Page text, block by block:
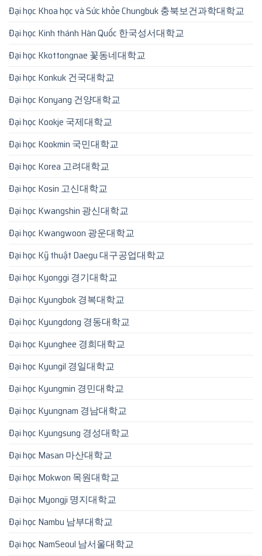
Đại học Khoa học và Sức khỏe Chungbuk 충북보건과학대학교
Đại học Kinh thánh Hàn Quốc 한국성서대학교
Đại học Kkottongnae 꽃동네대학교
Đại học Konkuk 건국대학교
Đại học Konyang 건양대학교
Đại học Kookje 국제대학교
Đại học Kookmin 국민대학교
Đại học Korea 고려대학교
Đại học Kosin 고신대학교
Đại học Kwangshin 광신대학교
Đại học Kwangwoon 광운대학교
Đại học Kỹ thuật Daegu 대구공업대학교
Đại học Kyonggi 경기대학교
Đại học Kyungbok 경복대학교
Đại học Kyungdong 경동대학교
Đại học Kyunghee 경희대학교
Đại học Kyungil 경일대학교
Đại học Kyungmin 경민대학교
Đại học Kyungnam 경남대학교
Đại học Kyungsung 경성대학교
Đại học Masan 마산대학교
Đại học Mokwon 목원대학교
Đại học Myongji 명지대학교
Đại học Nambu 남부대학교
Đại học NamSeoul 남서울대학교